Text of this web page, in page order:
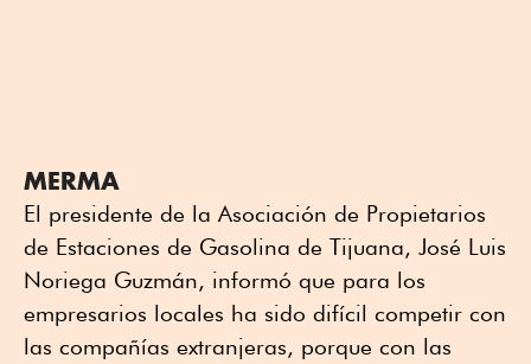
MERMA
El presidente de la Asociación de Propietarios
de Estaciones de Gasolina de Tijuana, José Luis
Noriega Guzmán, informó que para los
empresarios locales ha sido difícil competir con
las compañías extranjeras, porque con las